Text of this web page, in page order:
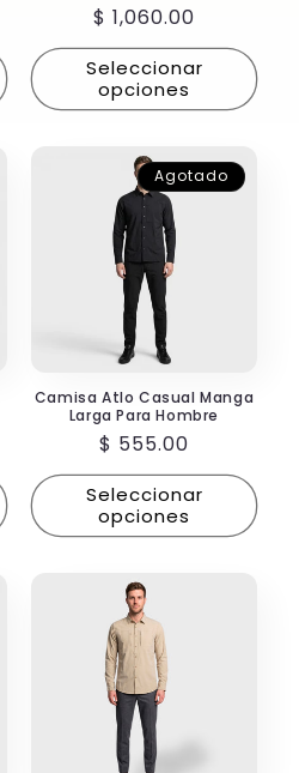
Precio
habitual
$ 1,060.00
Seleccionar
opciones
Agotado
Camisa Atlo Casual Manga
Larga Para Hombre
Precio
habitual
$ 555.00
Seleccionar
opciones